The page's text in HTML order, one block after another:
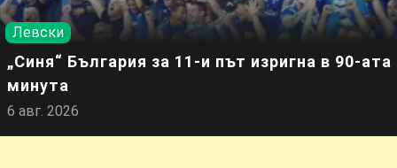
Левски
„Синя“ България за 11-и път изригна в 90-ата
минута
6 авг. 2026